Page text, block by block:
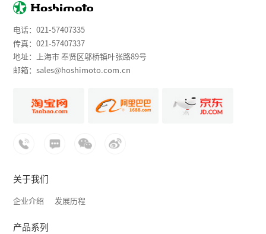
电话：021-57407335
传真：021-57407337
地址：上海市 奉贤区邬桥镇叶张路89号
邮箱：sales@hoshimoto.com.cn
关于我们
企业介绍 发展历程
产品系列